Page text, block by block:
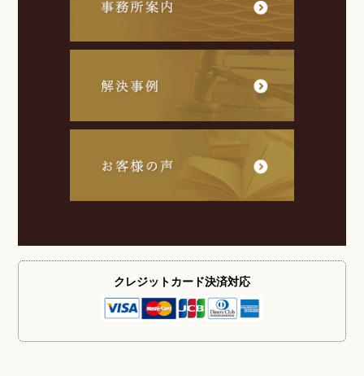
クレジットカード決済対応